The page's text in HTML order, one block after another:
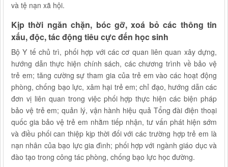
và tệ nạn xã hội.
Kịp thời ngăn chặn, bóc gỡ, xoá bỏ các thông tin
xấu, độc, tác động tiêu cực đến học sinh
Bộ Y tế chủ trì, phối hợp với các cơ quan liên quan xây dựng,
hướng dẫn thực hiện chính sách, các chương trình về bảo vệ
trẻ em; tăng cường sự tham gia của trẻ em vào các hoạt động
phòng, chống bạo lực, xâm hại trẻ em; chỉ đạo, hướng dẫn các
đơn vị liên quan trong việc phối hợp thực hiện các biện pháp
bảo vệ trẻ em; quản lý, vận hành hiệu quả Tổng đài điện thoại
quốc gia bảo vệ trẻ em nhằm tiếp nhận, tư vấn phát hiện sớm
và điều phối can thiệp kịp thời đối với các trường hợp trẻ em là
nạn nhân của bạo lực gia đình; phối hợp với ngành giáo dục và
đào tạo trong công tác phòng, chống bạo lực học đường.